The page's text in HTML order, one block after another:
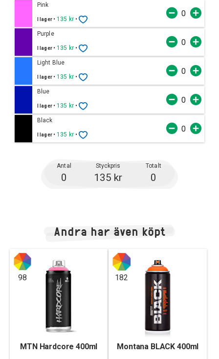
Pink
I lager •135 kr •
Purple
I lager •135 kr •
Light Blue
I lager •135 kr •
Blue
I lager •135 kr •
Black
I lager •135 kr •
Antal Styckpris Totalt
0 135 kr 0
Andra har även köpt
98
MTN Hardcore 400ml
182
Montana BLACK 400ml